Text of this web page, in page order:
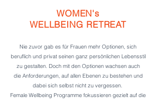
WOMEN's
WELLBEING RETREAT
Nie zuvor gab es für Frauen mehr Optionen, sich
beruflich und privat seinen ganz persönlichen Lebensstil
zu gestalten. Doch mit den Optionen wachsen auch
die Anforderungen, auf allen Ebenen zu bestehen und
dabei sich selbst nicht zu vergessen. ​
Female Wellbeing Programme fokussieren gezielt auf die